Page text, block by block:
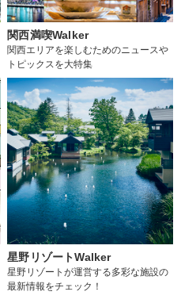
関西満喫Walker
関西エリアを楽しむためのニュースや
トピックスを大特集
星野リゾートWalker
星野リゾートが運営する多彩な施設の
最新情報をチェック！